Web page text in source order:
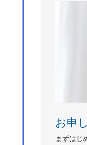
お申
まずはじ